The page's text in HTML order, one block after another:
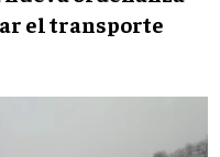
el transporte